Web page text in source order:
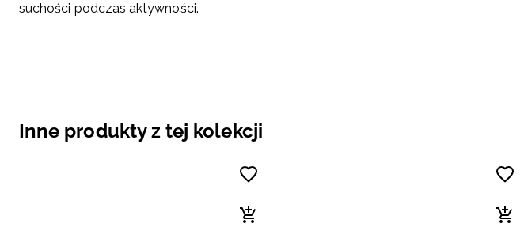
suchości podczas aktywności.
Inne produkty z tej kolekcji